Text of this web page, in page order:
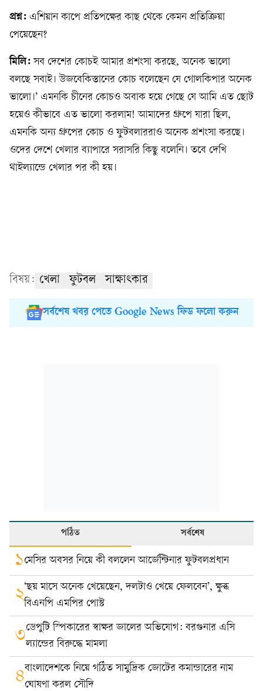
প্রশ্ন: এশিয়ান কাপে প্রতিপক্ষের কাছ থেকে কেমন প্রতিক্রিয়া
পেয়েছেন?
মিলি: সব দেশের কোচই আমার প্রশংসা করছে, অনেক ভালো
বলছে সবাই। উজবেকিস্তানের কোচ বলেছেন যে গোলকিপার অনেক
ভালো।’ এমনকি চীনের কোচও অবাক হয়ে গেছে যে আমি এত ছোট
হয়েও কীভাবে এত ভালো করলাম! আমাদের গ্রুপে যারা ছিল,
এমনকি অন্য গ্রুপের কোচ ও ফুটবলাররাও অনেক প্রশংসা করছে।
ওদের দেশে খেলার ব্যাপারে সরাসরি কিছু বলেনি। তবে দেখি
থাইল্যান্ডে খেলার পর কী হয়।
বিষয়: খেলা ফুটবল সাক্ষাৎকার
সর্বশেষ খবর পেতে Google News ফিড ফলো করুন
পঠিত সর্বশেষ
১মেসির অবসর নিয়ে কী বললেন আর্জেন্টিনার ফুটবলপ্রধান
২‘ছয় মাসে অনেক খেয়েছেন, দলটাও খেয়ে ফেলবেন’, ক্ষুব্ধ
বিএনপি এমপির পোস্ট
৩ডেপুটি স্পিকারের স্বাক্ষর জালের অভিযোগ: বরগুনার এসি
ল্যান্ডের বিরুদ্ধে মামলা
৪বাংলাদেশকে নিয়ে গঠিত সামুদ্রিক জোটের কমান্ডারের নাম
ঘোষণা করল সৌদি